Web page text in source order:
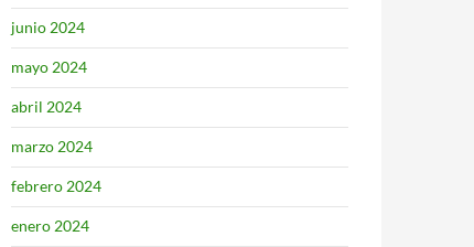
junio 2024
mayo 2024
abril 2024
marzo 2024
febrero 2024
enero 2024